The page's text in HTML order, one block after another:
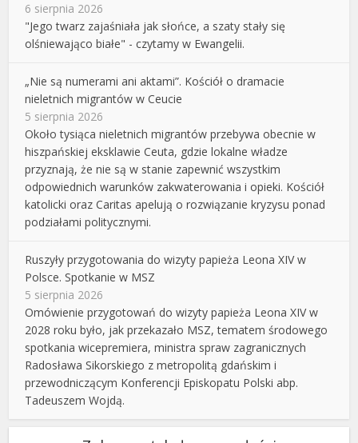
6 sierpnia 2026
"Jego twarz zajaśniała jak słońce, a szaty stały się
olśniewająco białe" - czytamy w Ewangelii.
„Nie są numerami ani aktami”. Kościół o dramacie
nieletnich migrantów w Ceucie
5 sierpnia 2026
Około tysiąca nieletnich migrantów przebywa obecnie w
hiszpańskiej eksklawie Ceuta, gdzie lokalne władze
przyznają, że nie są w stanie zapewnić wszystkim
odpowiednich warunków zakwaterowania i opieki. Kościół
katolicki oraz Caritas apelują o rozwiązanie kryzysu ponad
podziałami politycznymi.
Ruszyły przygotowania do wizyty papieża Leona XIV w
Polsce. Spotkanie w MSZ
5 sierpnia 2026
Omówienie przygotowań do wizyty papieża Leona XIV w
2028 roku było, jak przekazało MSZ, tematem środowego
spotkania wicepremiera, ministra spraw zagranicznych
Radosława Sikorskiego z metropolitą gdańskim i
przewodniczącym Konferencji Episkopatu Polski abp.
Tadeuszem Wojdą.